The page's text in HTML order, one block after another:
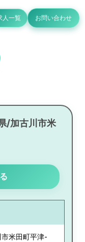
人一覧 お問い合わせ
/加古川市米
米田町平津-